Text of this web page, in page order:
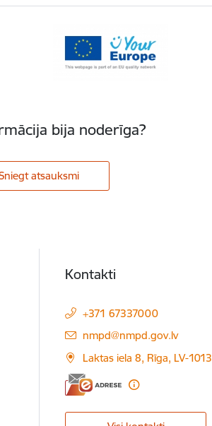
bija noderīga?
atsauksmi
Kontakti
+371 67337000
E-pasts:
nmpd@nmpd.gov.lv
Laktas iela 8, Rīga, LV-1013